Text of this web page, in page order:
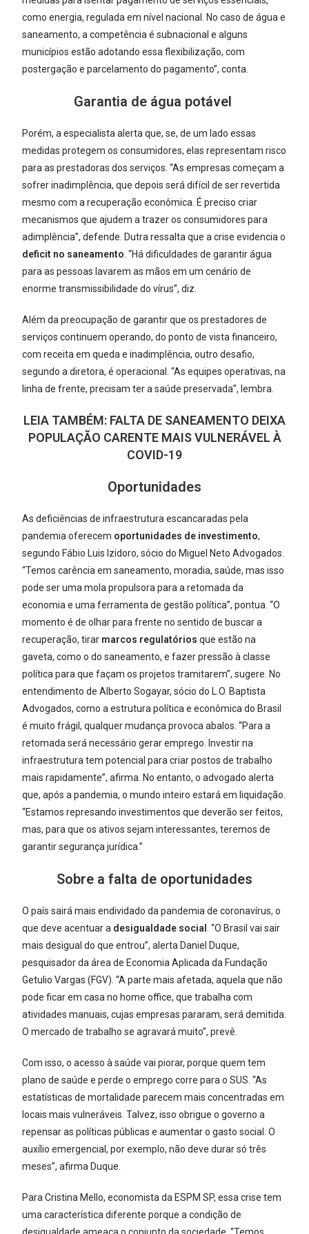
como energia, regulada em nível nacional. No caso de água e
saneamento, a competência é subnacional e alguns
municípios estão adotando essa flexibilização, com
postergação e parcelamento do pagamento”, conta.
Garantia de água potável
Porém, a especialista alerta que, se, de um lado essas
medidas protegem os consumidores, elas representam risco
para as prestadoras dos serviços. “As empresas começam a
sofrer inadimplência, que depois será difícil de ser revertida
mesmo com a recuperação econômica. É preciso criar
mecanismos que ajudem a trazer os consumidores para
adimplência”, defende. Dutra ressalta que a crise evidencia o
deficit no saneamento . “Há dificuldades de garantir água
para as pessoas lavarem as mãos em um cenário de
enorme transmissibilidade do vírus”, diz.
Além da preocupação de garantir que os prestadores de
serviços continuem operando, do ponto de vista financeiro,
com receita em queda e inadimplência, outro desafio,
segundo a diretora, é operacional. “As equipes operativas, na
linha de frente, precisam ter a saúde preservada”, lembra.
LEIA TAMBÉM: FALTA DE SANEAMENTO DEIXA
POPULAÇÃO CARENTE MAIS VULNERÁVEL À
COVID-19
Oportunidades
As deficiências de infraestrutura escancaradas pela
pandemia oferecem oportunidades de investimento,
segundo Fábio Luis Izidoro, sócio do Miguel Neto Advogados.
“Temos carência em saneamento, moradia, saúde, mas isso
pode ser uma mola propulsora para a retomada da
economia e uma ferramenta de gestão política”, pontua. “O
momento é de olhar para frente no sentido de buscar a
recuperação, tirar marcos regulatórios que estão na
gaveta, como o do saneamento, e fazer pressão à classe
política para que façam os projetos tramitarem”, sugere. No
entendimento de Alberto Sogayar, sócio do L.O. Baptista
Advogados, como a estrutura política e econômica do Brasil
é muito frágil, qualquer mudança provoca abalos. “Para a
retomada será necessário gerar emprego. Investir na
infraestrutura tem potencial para criar postos de trabalho
mais rapidamente”, afirma. No entanto, o advogado alerta
que, após a pandemia, o mundo inteiro estará em liquidação.
“Estamos represando investimentos que deverão ser feitos,
mas, para que os ativos sejam interessantes, teremos de
garantir segurança jurídica.”
Sobre a falta de oportunidades
O país sairá mais endividado da pandemia de coronavírus, o
que deve acentuar a desigualdade social
. “O Brasil vai sair
mais desigual do que entrou”, alerta Daniel Duque,
pesquisador da área de Economia Aplicada da Fundação
Getulio Vargas (FGV). “A parte mais afetada, aquela que não
pode ficar em casa no home office, que trabalha com
atividades manuais, cujas empresas pararam, será demitida.
O mercado de trabalho se agravará muito”, prevê.
Com isso, o acesso à saúde vai piorar, porque quem tem
plano de saúde e perde o emprego corre para o SUS. “As
estatísticas de mortalidade parecem mais concentradas em
locais mais vulneráveis. Talvez, isso obrigue o governo a
repensar as políticas públicas e aumentar o gasto social. O
auxílio emergencial, por exemplo, não deve durar só três
meses”, afirma Duque.
Para Cristina Mello, economista da ESPM SP, essa crise tem
uma característica diferente porque a condição de